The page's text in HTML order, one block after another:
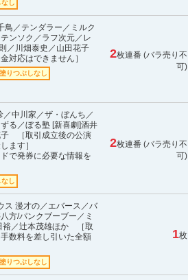
し
鳥／テンダラー／ミルク
ンソク／ラフ次元／レ
／川畑泰史／山田花子
対応はできません］
塗りつぶしなし
2枚連番 (バラ売り不
可)
／中川家／ザ・ぼんち／
る／ぼる塾 [新喜劇]酒井
子 ［取引成立後の公演
ます］
で発券に必要な情報を
し
2枚連番 (バラ売り不
可)
ス 漫才の／エバース／バ
方/パンクブーブー／ミ
裕／辻本茂雄ほか ［取
数料を差し引いた全額
塗りつぶしなし
1枚